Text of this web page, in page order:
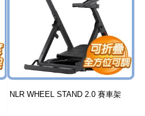
NLR WHEEL STAND 2.0 賽車架